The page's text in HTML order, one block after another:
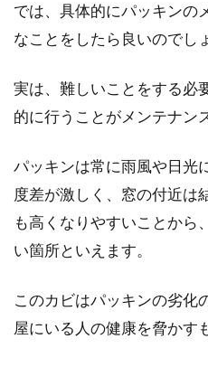
では、具体的にパッキンの
なことをしたら良いのでし
実は、難しいことをする必
的に行うことがメンテナン
パッキンは常に雨風や日光
度差が激しく、窓の付近は
も高くなりやすいことから
い箇所といえます。
このカビはパッキンの劣化
屋にいる人の健康を脅かす